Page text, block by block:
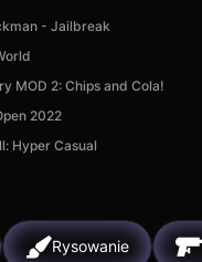
- Jailbreak
MOD 2: Chips and Cola!
2022
Hyper Casual
Rysowanie